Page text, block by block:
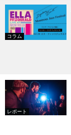
コラム
レポート